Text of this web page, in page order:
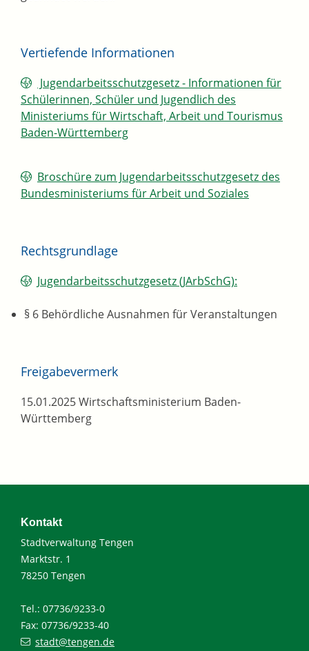
Vertiefende Informationen
Jugendarbeitsschutzgesetz - Informationen für
Schülerinnen, Schüler und Jugendlich des
Ministeriums für Wirtschaft, Arbeit und Tourismus
Baden-Württemberg
Broschüre zum Jugendarbeitsschutzgesetz des
Bundesministeriums für Arbeit und Soziales
Rechtsgrundlage
Jugendarbeitsschutzgesetz (JArbSchG):
§ 6 Behördliche Ausnahmen für Veranstaltungen
Freigabevermerk
15.01.2025 Wirtschaftsministerium Baden-
Württemberg
Kontakt
Stadtverwaltung Tengen
Marktstr. 1
78250 Tengen
Tel.: 07736/9233-0
Fax: 07736/9233-40
stadt@tengen.de